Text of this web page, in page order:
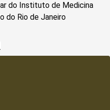
do Instituto de Medicina
do Rio de Janeiro